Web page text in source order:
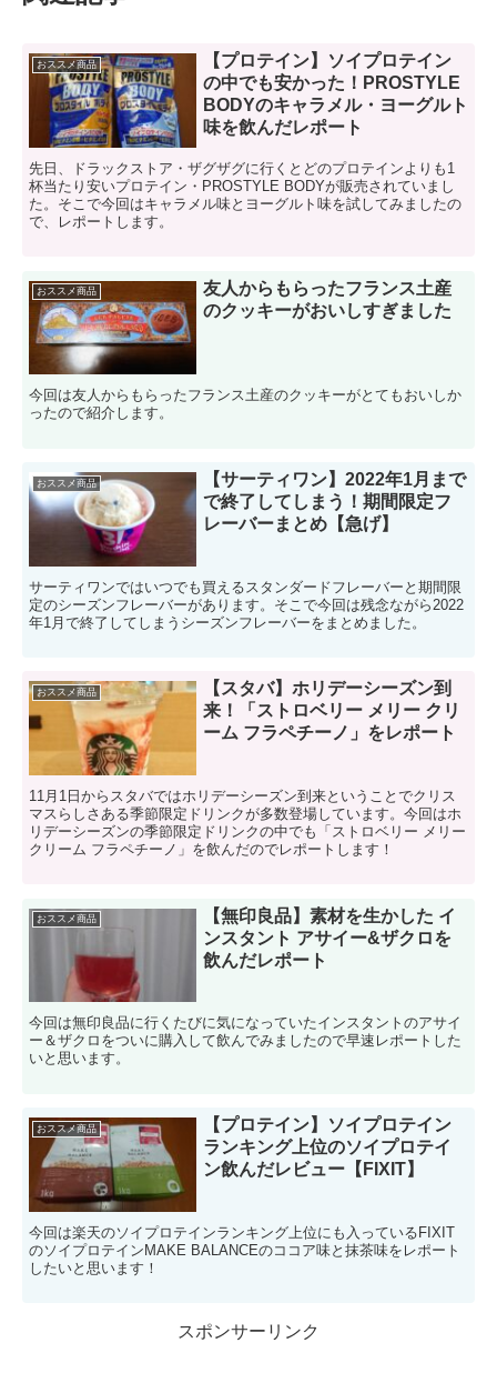
おススメ商品
【プロテイン】ソイプロテイン
の中でも安かった！PROSTYLE
BODYのキャラメル・ヨーグルト
味を飲んだレポート
先日、ドラックストア・ザグザグに行くとどのプロテインよりも1
杯当たり安いプロテイン・PROSTYLE BODYが販売されていまし
た。そこで今回はキャラメル味とヨーグルト味を試してみましたの
で、レポートします。
おススメ商品
友人からもらったフランス土産
のクッキーがおいしすぎました
今回は友人からもらったフランス土産のクッキーがとてもおいしか
ったので紹介します。
おススメ商品
【サーティワン】2022年1月まで
で終了してしまう！期間限定フ
レーバーまとめ【急げ】
サーティワンではいつでも買えるスタンダードフレーバーと期間限
定のシーズンフレーバーがあります。そこで今回は残念ながら2022
年1月で終了してしまうシーズンフレーバーをまとめました。
おススメ商品
【スタバ】ホリデーシーズン到
来！「ストロベリー メリー クリ
ーム フラペチーノ」をレポート
11月1日からスタバではホリデーシーズン到来ということでクリス
マスらしさある季節限定ドリンクが多数登場しています。今回はホ
リデーシーズンの季節限定ドリンクの中でも「ストロベリー メリー
クリーム フラペチーノ」を飲んだのでレポートします！
おススメ商品
【無印良品】素材を生かした イ
ンスタント アサイー&ザクロを
飲んだレポート
今回は無印良品に行くたびに気になっていたインスタントのアサイ
ー＆ザクロをついに購入して飲んでみましたので早速レポートした
いと思います。
おススメ商品
【プロテイン】ソイプロテイン
ランキング上位のソイプロテイ
ン飲んだレビュー【FIXIT】
今回は楽天のソイプロテインランキング上位にも入っているFIXIT
のソイプロテインMAKE BALANCEのココア味と抹茶味をレポート
したいと思います！
スポンサーリンク